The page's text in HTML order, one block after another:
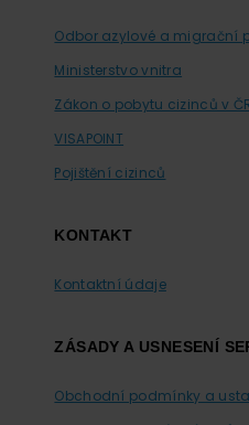
Odbor azylové a migrační
Ministerstvo vnitra
Zákon o pobytu cizinců v
VISAPOINT
Pojištění cizinců
KONTAKT
Kontaktní údaje
ZÁSADY A USNESENÍ
Obchodní podmínky a